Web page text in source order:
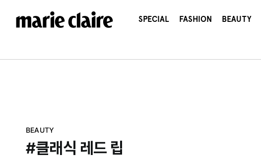
건
SPECIAL FASHION BEAUTY
BEAUTY
#클래식 레드 립